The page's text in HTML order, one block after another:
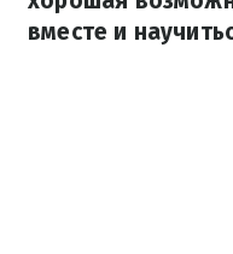
вместе и